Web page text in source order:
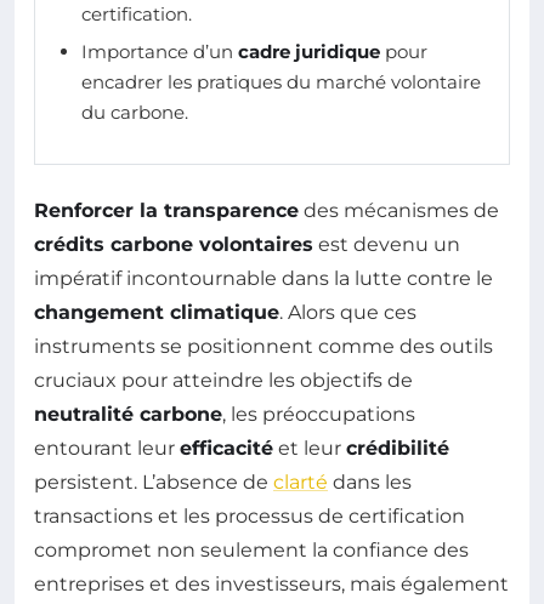
certification.
Importance d’un cadre juridique pour
encadrer les pratiques du marché volontaire
du carbone.
Renforcer la transparence des mécanismes de
crédits carbone volontaires est devenu un
impératif incontournable dans la lutte contre le
changement climatique. Alors que ces
instruments se positionnent comme des outils
cruciaux pour atteindre les objectifs de
neutralité carbone, les préoccupations
entourant leur efficacité et leur crédibilité
persistent. L’absence de clarté dans les
transactions et les processus de certification
compromet non seulement la confiance des
entreprises et des investisseurs, mais également